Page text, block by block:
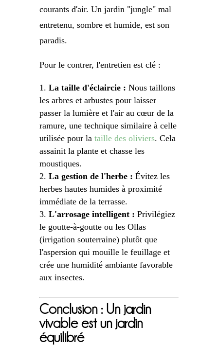
courants d'air. Un jardin "jungle" mal
entretenu, sombre et humide, est son
paradis.
Pour le contrer, l'entretien est clé :
La taille d'éclaircie : Nous taillons
les arbres et arbustes pour laisser
passer la lumière et l'air au cœur de la
ramure, une technique similaire à celle
utilisée pour la taille des oliviers. Cela
assainit la plante et chasse les
moustiques.
La gestion de l'herbe : Évitez les
herbes hautes humides à proximité
immédiate de la terrasse.
L'arrosage intelligent : Privilégiez
le goutte-à-goutte ou les Ollas
(irrigation souterraine) plutôt que
l'aspersion qui mouille le feuillage et
crée une humidité ambiante favorable
aux insectes.
Conclusion : Un jardin
vivable est un jardin
équilibré